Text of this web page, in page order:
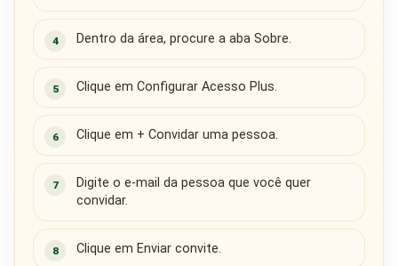
4 Dentro da área, procure a aba Sobre.
5 Clique em Configurar Acesso Plus.
6 Clique em + Convidar uma pessoa.
7
Digite o e-mail da pessoa que você quer
convidar.
8 Clique em Enviar convite.